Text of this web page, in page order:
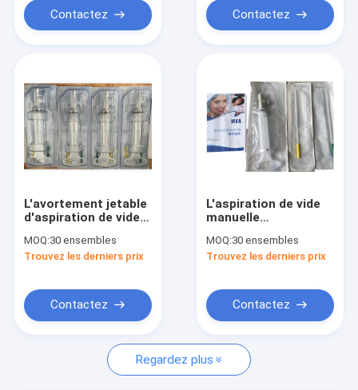
Produits
Au sujet de nous
Visite d'usine
Cas
MVA ne nettoient
aucune infection
Contactez Contactez
L'avortement jetable
d'aspiration de vide
vide manuelle de MVA
MOQ:30 ensembles
Trouvez les derniers prix
Contactez
L'aspiration de vide
manuelle
a recommandé par la
seringue d'OMS 1
MOQ:30 ensembles
Trouvez les derniers prix
Contactez
Regardez plus